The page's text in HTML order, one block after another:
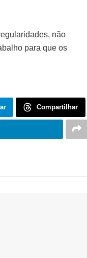
não
para que os
Compartilhar